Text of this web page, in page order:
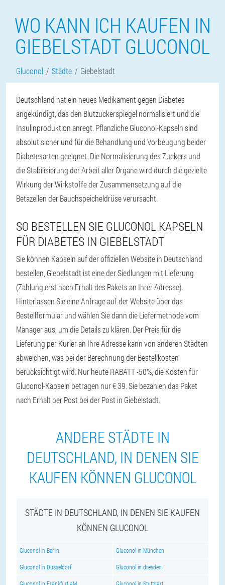
WO KANN ICH KAUFEN IN
GIEBELSTADT GLUCONOL
Gluconol Städte Giebelstadt
Deutschland hat ein neues Medikament gegen Diabetes
angekündigt, das den Blutzuckerspiegel normalisiert und die
Insulinproduktion anregt. Pflanzliche Gluconol-Kapseln sind
absolut sicher und für die Behandlung und Vorbeugung beider
Diabetesarten geeignet. Die Normalisierung des Zuckers und
die Stabilisierung der Arbeit aller Organe wird durch die gezielte
Wirkung der Wirkstoffe der Zusammensetzung auf die
Betazellen der Bauchspeicheldrüse verursacht.
SO BESTELLEN SIE GLUCONOL KAPSELN
FÜR DIABETES IN GIEBELSTADT
Sie können Kapseln auf der offiziellen Website in Deutschland
bestellen, Giebelstadt ist eine der Siedlungen mit Lieferung
(Zahlung erst nach Erhalt des Pakets an Ihrer Adresse).
Hinterlassen Sie eine Anfrage auf der Website über das
Bestellformular und wählen Sie dann die Liefermethode vom
Manager aus, um die Details zu klären. Der Preis für die
Lieferung per Kurier an Ihre Adresse kann von anderen Städten
abweichen, was bei der Berechnung der Bestellkosten
berücksichtigt wird. Nur heute RABATT -50%, die Kosten für
Gluconol-Kapseln betragen nur € 39. Sie bezahlen das Paket
nach Erhalt per Post bei der Post in Giebelstadt.
ANDERE STÄDTE IN
DEUTSCHLAND, IN DENEN SIE
KAUFEN KÖNNEN GLUCONOL
STÄDTE IN DEUTSCHLAND, IN DENEN SIE KAUFEN
KÖNNEN GLUCONOL
Gluconol in Berlin Gluconol in München
Gluconol in Düsseldorf Gluconol in dresden